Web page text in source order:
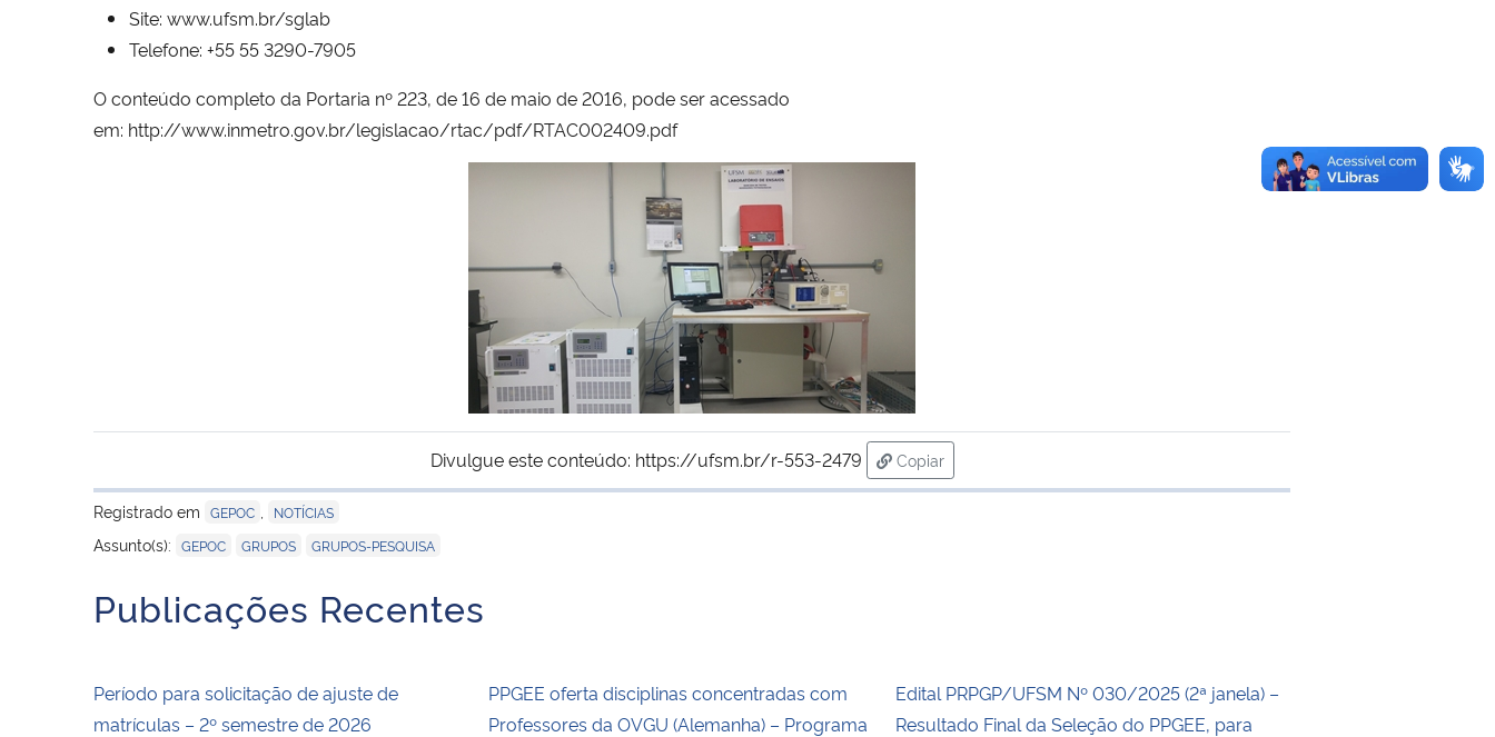
Site: www.ufsm.br/sglab
Telefone: +55 55 3290-7905
O conteúdo completo da Portaria nº 223, de 16 de maio de 2016, pode ser acessado
em: http://www.inmetro.gov.br/legislacao/rtac/pdf/RTAC002409.pdf
Divulgue este conteúdo: https://ufsm.br/r-553-2479
Copiar
para área de transferência
Registrado em GEPOC NOTÍCIAS
Assunto(s): GEPOC GRUPOS GRUPOS-PESQUISA
Publicações Recentes
Período para solicitação de ajuste de
matrículas – 2º semestre de 2026
PPGEE oferta disciplinas concentradas com
Professores da OVGU (Alemanha) – Programa
Edital PRPGP/UFSM Nº 030/2025 (2ª janela) –
Resultado Final da Seleção do PPGEE, para